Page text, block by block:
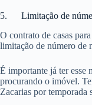
5. Limitação de
O contrato de casas
limitação de número de
É importante já ter esse
procurando o imóvel.
Zacarias por temporada